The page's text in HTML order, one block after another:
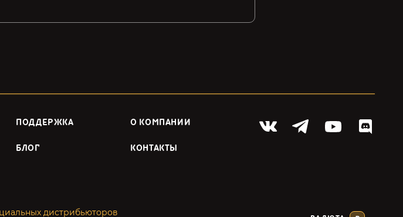
ПОДДЕРЖКА О КОМПАНИИ
БЛОГ КОНТАКТЫ
дистрибьюторов